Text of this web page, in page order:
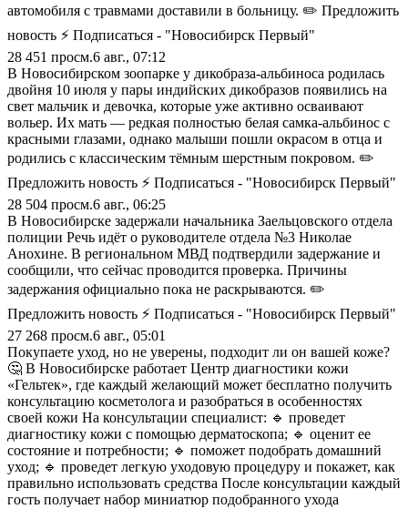
автомобиля с травмами доставили в больницу. ✏️ Предложить
новость ⚡ Подписаться - "Новосибирск Первый"
28 451 просм.6 авг., 07:12
В Новосибирском зоопарке у дикобраза-альбиноса родилась
двойня 10 июля у пары индийских дикобразов появились на
свет мальчик и девочка, которые уже активно осваивают
вольер. Их мать — редкая полностью белая самка-альбинос с
красными глазами, однако малыши пошли окрасом в отца и
родились с классическим тёмным шерстным покровом. ✏️
Предложить новость ⚡ Подписаться - "Новосибирск Первый"
28 504 просм.6 авг., 06:25
В Новосибирске задержали начальника Заельцовского отдела
полиции Речь идёт о руководителе отдела №3 Николае
Анохине. В региональном МВД подтвердили задержание и
сообщили, что сейчас проводится проверка. Причины
задержания официально пока не раскрываются. ✏️
Предложить новость ⚡ Подписаться - "Новосибирск Первый"
27 268 просм.6 авг., 05:01
Покупаете уход, но не уверены, подходит ли он вашей коже?
🤔 В Новосибирске работает Центр диагностики кожи
«Гельтек», где каждый желающий может бесплатно получить
консультацию косметолога и разобраться в особенностях
своей кожи На консультации специалист: 🔹 проведет
диагностику кожи с помощью дерматоскопа; 🔹 оценит ее
состояние и потребности; 🔹 поможет подобрать домашний
уход; 🔹 проведет легкую уходовую процедуру и покажет, как
правильно использовать средства После консультации каждый
гость получает набор миниатюр подобранного ухода